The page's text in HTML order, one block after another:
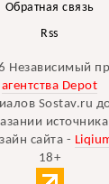
Обратная связь
Rss
Независимый
агентства Depot
Sostav.ru
сайта -
18+